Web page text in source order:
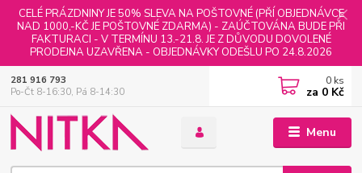
CELÉ PRÁZDNINY JE 50% SLEVA NA POŠTOVNÉ (PŘÍ OBJEDNÁVCE
NAD 1000,-KČ JE POŠTOVNÉ ZDARMA) - ZAÚČTOVÁNA BUDE PŘI
FAKTURACI - V TERMÍNU 13.-21.8. JE Z DŮVODU DOVOLENÉ
PRODEJNA UZAVŘENA - OBJEDNÁVKY ODEŠLU PO 24.8.2026
Menu
281 916 793
Po-Čt 8-16:30, Pá 8-14:30
0 ks
za 0 Kč